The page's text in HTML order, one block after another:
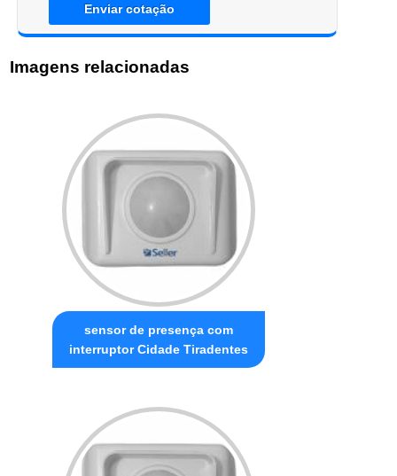
Enviar cotação
Imagens relacionadas
sensor de presença com
interruptor Cidade Tiradentes